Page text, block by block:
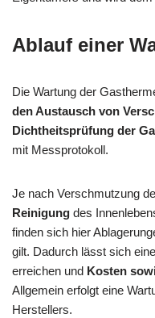
Ablauf einer
Die Wartung der
den Austausch von
Dichtheitsprüfung der
mit Messprotokoll.
Je nach Verschmutzung
Reinigung des
finden sich hier
gilt. Dadurch lässt sich
erreichen und Kosten
Allgemein erfolgt eine
Herstellers.